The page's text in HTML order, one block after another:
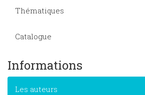
Thématiques
Catalogue
Informations
Les auteurs